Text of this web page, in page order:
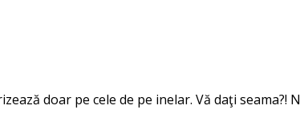
doar pe cele de pe inelar. Vă daţi seama?!